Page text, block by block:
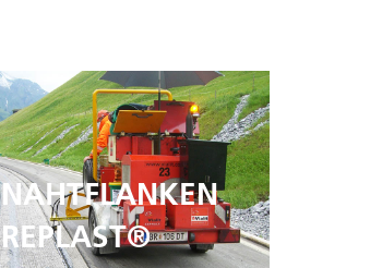
NAHTFLANKEN
REPLAST®